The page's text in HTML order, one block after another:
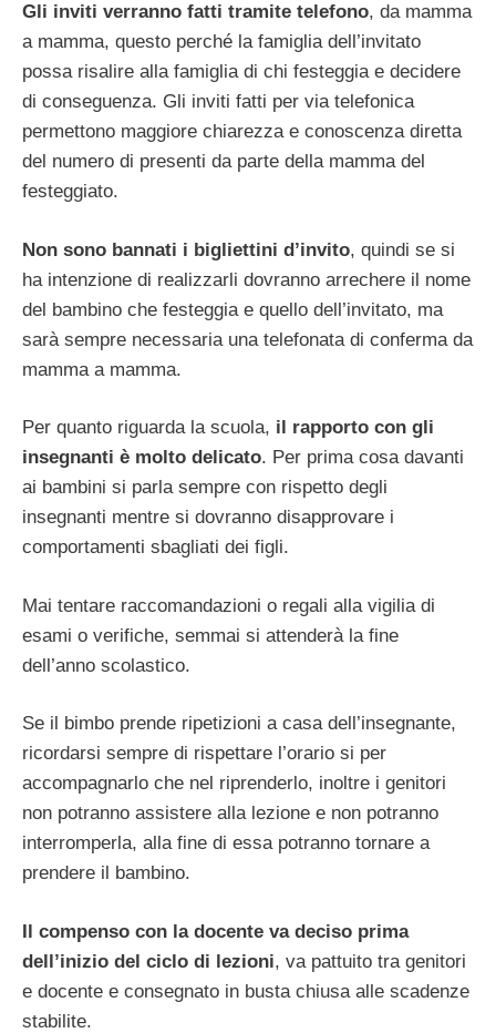
Gli inviti verranno fatti tramite telefono, da mamma
a mamma, questo perché la famiglia dell’invitato
possa risalire alla famiglia di chi festeggia e decidere
di conseguenza. Gli inviti fatti per via telefonica
permettono maggiore chiarezza e conoscenza diretta
del numero di presenti da parte della mamma del
festeggiato.
Non sono bannati i bigliettini d’invito, quindi se si
ha intenzione di realizzarli dovranno arrechere il nome
del bambino che festeggia e quello dell’invitato, ma
sarà sempre necessaria una telefonata di conferma da
mamma a mamma.
Per quanto riguarda la scuola, il rapporto con gli
insegnanti è molto delicato. Per prima cosa davanti
ai bambini si parla sempre con rispetto degli
insegnanti mentre si dovranno disapprovare i
comportamenti sbagliati dei figli.
Mai tentare raccomandazioni o regali alla vigilia di
esami o verifiche, semmai si attenderà la fine
dell’anno scolastico.
Se il bimbo prende ripetizioni a casa dell’insegnante,
ricordarsi sempre di rispettare l’orario si per
accompagnarlo che nel riprenderlo, inoltre i genitori
non potranno assistere alla lezione e non potranno
interromperla, alla fine di essa potranno tornare a
prendere il bambino.
Il compenso con la docente va deciso prima
dell’inizio del ciclo di lezioni, va pattuito tra genitori
e docente e consegnato in busta chiusa alle scadenze
stabilite.